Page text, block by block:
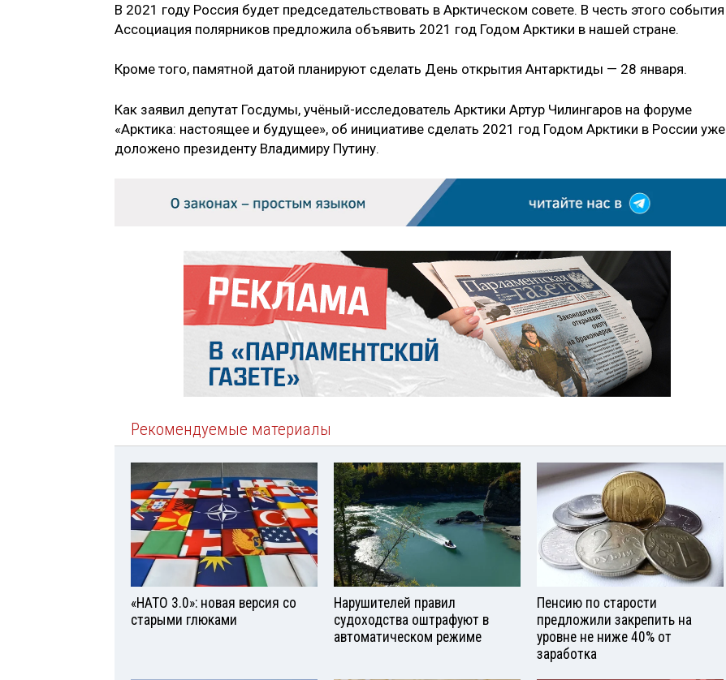
В 2021 году Россия будет председательствовать в Арктическом совете. В честь этого события
Ассоциация полярников предложила объявить 2021 год Годом Арктики в нашей стране.
Кроме того, памятной датой планируют сделать День открытия Антарктиды — 28 января.
Как заявил депутат Госдумы, учёный-исследователь Арктики Артур Чилингаров на форуме
«Арктика: настоящее и будущее», об инициативе сделать 2021 год Годом Арктики в России уже
доложено президенту Владимиру Путину.
Рекомендуемые материалы
«НАТО 3.0»: новая версия со
старыми глюками
Нарушителей правил
судоходства оштрафуют в
автоматическом режиме
Пенсию по старости
предложили закрепить на
уровне не ниже 40% от
заработка